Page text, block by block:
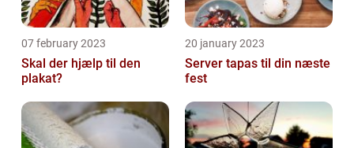
07 february 2023
Skal der hjælp til den
plakat?
20 january 2023
Server tapas til din næste
fest